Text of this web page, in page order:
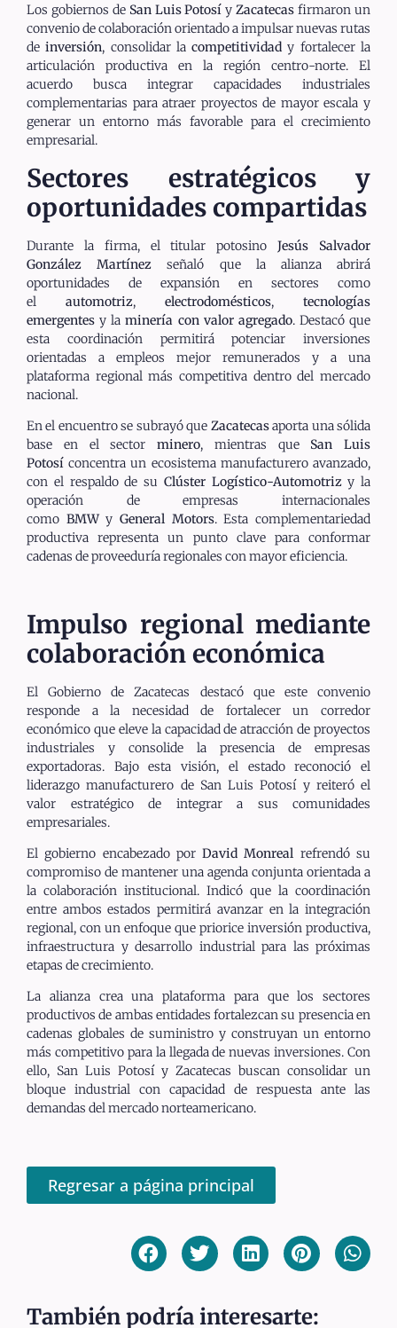
Los gobiernos de San Luis Potosí yZacatecas firmaron un
convenio de colaboración orientado a impulsar nuevas rutas
deinversión, consolidar lacompetitividad y fortalecer la
articulación productiva en la región centro-norte. El
acuerdo busca integrar capacidades industriales
complementarias para atraer proyectos de mayor escala y
generar un entorno más favorable para el crecimiento
empresarial.
Sectores estratégicos y
oportunidades compartidas
Durante la firma, el titular potosinoJesús Salvador
González Martínez señaló que la alianza abrirá
oportunidades de expansión en sectores como
el automotriz, electrodomésticos, tecnologías
emergentes y laminería con valor agregado. Destacó que
esta coordinación permitirá potenciar inversiones
orientadas a empleos mejor remunerados y a una
plataforma regional más competitiva dentro del mercado
nacional.
En el encuentro se subrayó que Zacatecasaporta una sólida
base en el sector minero, mientras que San Luis
Potosí concentra un ecosistema manufacturero avanzado,
con el respaldo de su Clúster Logístico-Automotrizy la
operación de empresas internacionales
como BMWyGeneral Motors. Esta complementariedad
productiva representa un punto clave para conformar
cadenas de proveeduría regionales con mayor eficiencia.
Impulso regional mediante
colaboración económica
El Gobierno de Zacatecas destacó que este convenio
responde a la necesidad de fortalecer un corredor
económico que eleve la capacidad de atracción de proyectos
industriales y consolide la presencia de empresas
exportadoras. Bajo esta visión, el estado reconoció el
liderazgo manufacturero de San Luis Potosí y reiteró el
valor estratégico de integrar a sus comunidades
empresariales.
El gobierno encabezado porDavid Monreal refrendó su
compromiso de mantener una agenda conjunta orientada a
la colaboración institucional. Indicó que la coordinación
entre ambos estados permitirá avanzar en la integración
regional, con un enfoque que priorice inversión productiva,
infraestructura y desarrollo industrial para las próximas
etapas de crecimiento.
La alianza crea una plataforma para que los sectores
productivos de ambas entidades fortalezcan su presencia en
cadenas globales de suministro y construyan un entorno
más competitivo para la llegada de nuevas inversiones. Con
ello, San Luis Potosí y Zacatecas buscan consolidar un
bloque industrial con capacidad de respuesta ante las
demandas del mercado norteamericano.
Regresar a página principal
También podría interesarte: